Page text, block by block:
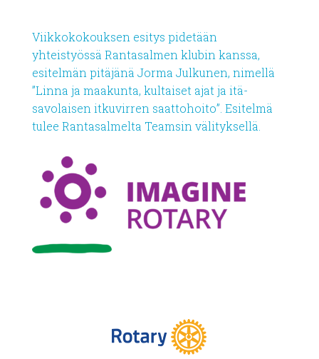
Viikkokokouksen esitys pidetään
yhteistyössä Rantasalmen klubin kanssa,
esitelmän pitäjänä Jorma Julkunen, nimellä
”Linna ja maakunta, kultaiset ajat ja itä-
savolaisen itkuvirren saattohoito”. Esitelmä
tulee Rantasalmelta Teamsin välityksellä.